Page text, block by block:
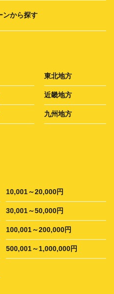
ンから探す
東北地方
近畿地方
九州地方
10,001～20,000円
30,001～50,000円
100,001～200,000円
500,001～1,000,000円